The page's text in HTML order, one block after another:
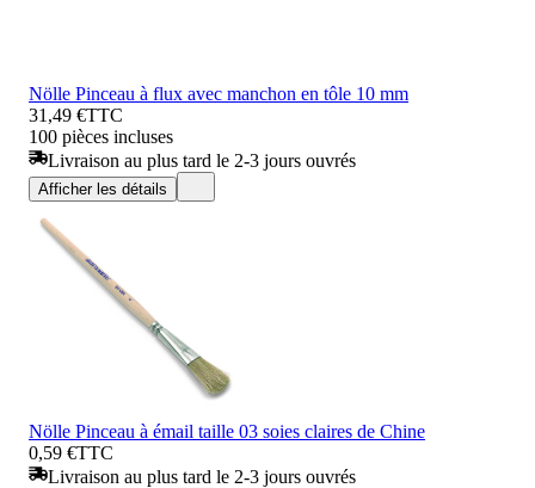
Nölle Pinceau à flux avec manchon en tôle 10 mm
31,49 €TTC
100 pièces incluses
Livraison au plus tard le 2-3 jours ouvrés
Afficher les détails
Nölle Pinceau à émail taille 03 soies claires de Chine
0,59 €TTC
Livraison au plus tard le 2-3 jours ouvrés